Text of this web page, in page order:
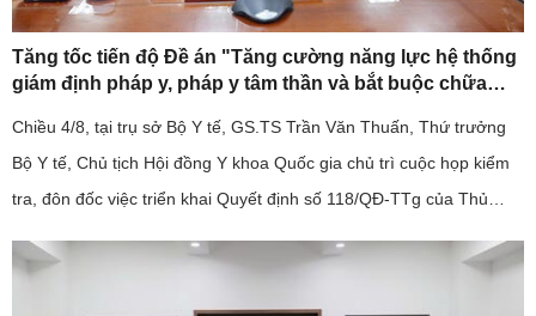
Tăng tốc tiến độ Đề án "Tăng cường năng lực hệ thống
giám định pháp y, pháp y tâm thần và bắt buộc chữa
Chiều 4/8, tại trụ sở Bộ Y tế, GS.TS Trần Văn Thuấn, Thứ trưởng
Bộ Y tế, Chủ tịch Hội đồng Y khoa Quốc gia chủ trì cuộc họp kiểm
tra, đôn đốc việc triển khai Quyết định số 118/QĐ-TTg của Thủ